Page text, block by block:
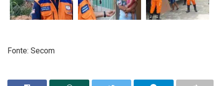
Fonte: Secom